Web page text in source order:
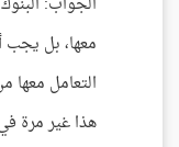
معها، بل يجب
التعامل معها
هذا غير مرة